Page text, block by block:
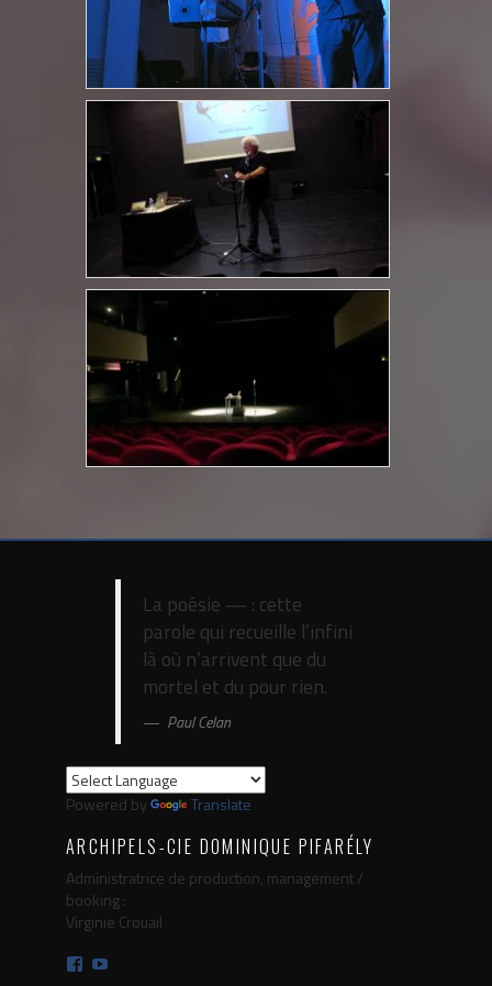
La poésie — : cette
parole qui recueille l’infini
là où n’arrivent que du
mortel et du pour rien.
Paul Celan
Powered by Translate
ARCHIPELS-CIE DOMINIQUE PIFARÉLY
Administratrice de production, management /
booking :
Virginie Crouail
Facebook